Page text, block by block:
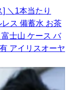
＼1本当たり
ス 備蓄水 お茶
士山 ケース バ
アイリスオーヤ